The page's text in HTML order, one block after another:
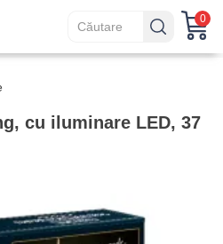
0
cu iluminare LED, 37